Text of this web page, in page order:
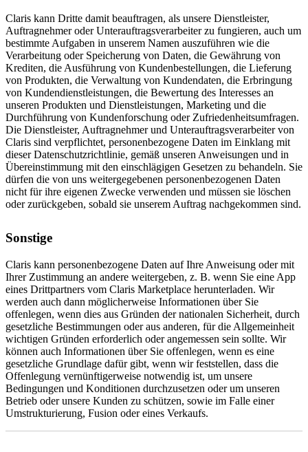
Claris kann Dritte damit beauftragen, als unsere Dienstleister,
Auftragnehmer oder Unterauftragsverarbeiter zu fungieren, auch um
bestimmte Aufgaben in unserem Namen auszuführen wie die
Verarbeitung oder Speicherung von Daten, die Gewährung von
Krediten, die Ausführung von Kundenbestellungen, die Lieferung
von Produkten, die Verwaltung von Kundendaten, die Erbringung
von Kundendienstleistungen, die Bewertung des Interesses an
unseren Produkten und Dienstleistungen, Marketing und die
Durchführung von Kundenforschung oder Zufriedenheitsumfragen.
Die Dienstleister, Auftragnehmer und Unterauftragsverarbeiter von
Claris sind verpflichtet, personenbezogene Daten im Einklang mit
dieser Datenschutzrichtlinie, gemäß unseren Anweisungen und in
Übereinstimmung mit den einschlägigen Gesetzen zu behandeln. Sie
dürfen die von uns weitergegebenen personenbezogenen Daten
nicht für ihre eigenen Zwecke verwenden und müssen sie löschen
oder zurückgeben, sobald sie unserem Auftrag nachgekommen sind.
Sonstige
Claris kann personenbezogene Daten auf Ihre Anweisung oder mit
Ihrer Zustimmung an andere weitergeben, z. B. wenn Sie eine App
eines Drittpartners vom Claris Marketplace herunterladen. Wir
werden auch dann möglicherweise Informationen über Sie
offenlegen, wenn dies aus Gründen der nationalen Sicherheit, durch
gesetzliche Bestimmungen oder aus anderen, für die Allgemeinheit
wichtigen Gründen erforderlich oder angemessen sein sollte. Wir
können auch Informationen über Sie offenlegen, wenn es eine
gesetzliche Grundlage dafür gibt, wenn wir feststellen, dass die
Offenlegung vernünftigerweise notwendig ist, um unsere
Bedingungen und Konditionen durchzusetzen oder um unseren
Betrieb oder unsere Kunden zu schützen, sowie im Falle einer
Umstrukturierung, Fusion oder eines Verkaufs.